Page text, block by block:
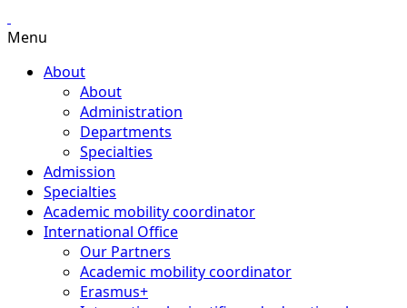
Menu
About
About
Administration
Departments
Specialties
Admission
Specialties
Academic mobility coordinator
International Office
Our Partners
Academic mobility coordinator
Erasmus+